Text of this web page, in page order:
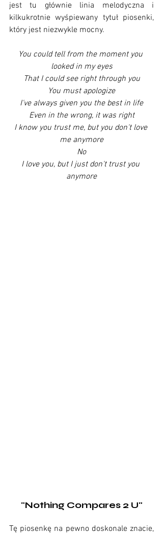
jest tu głównie linia melodyczna i
kilkukrotnie wyśpiewany tytuł piosenki,
który jest niezwykle mocny.
You could tell from the moment you
looked in my eyes
That I could see right through you
You must apologize
I've always given you the best in life
Even in the wrong, it was right
I know you trust me, but you don't love
me anymore
No
I love you, but I just don't trust you
anymore
"Nothing Compares 2 U"
Tę piosenkę na pewno doskonale znacie,